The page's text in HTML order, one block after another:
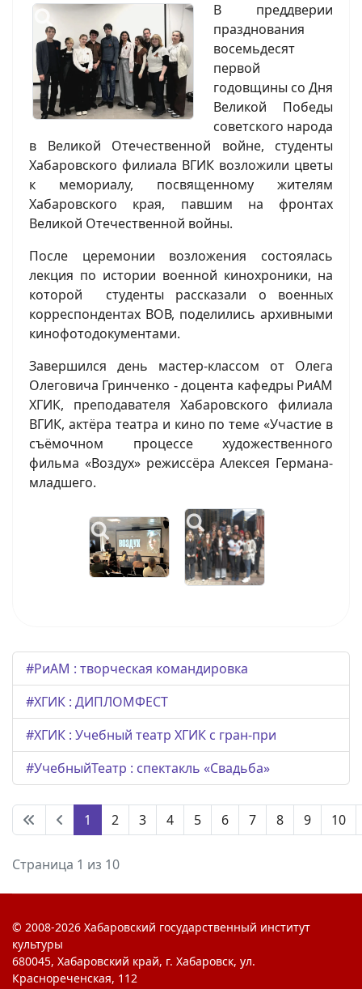
В преддверии
празднования
восемьдесят
первой
годовщины со Дня
Великой Победы
советского народа
в Великой Отечественной войне, студенты
Хабаровского филиала ВГИК возложили цветы
к мемориалу, посвященному жителям
Хабаровского края, павшим на фронтах
Великой Отечественной войны.
После церемонии возложения состоялась
лекция по истории военной кинохроники, на
которой студенты рассказали о военных
корреспондентах ВОВ, поделились архивными
кинофотодокументами.
Завершился день мастер-классом от Олега
Олеговича Гринченко - доцента кафедры РиАМ
ХГИК, преподавателя Хабаровского филиала
ВГИК, актёра театра и кино по теме «Участие в
съёмочном процессе художественного
фильма «Воздух» режиссёра Алексея Германа-
младшего.
#РиАМ : творческая командировка
#ХГИК : ДИПЛОМФЕСТ
#ХГИК : Учебный театр ХГИК с гран-при
#УчебныйТеатр : спектакль «Свадьба»
1 2 3 4 5 6 7 8 9 10
Страница 1 из 10
© 2008-2026 Хабаровский государственный институт
культуры
680045, Хабаровский край, г. Хабаровск, ул.
Краснореченская, 112